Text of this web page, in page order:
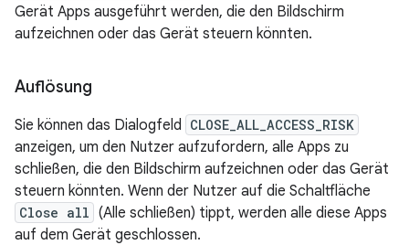
Gerät Apps ausgeführt werden, die den Bildschirm
aufzeichnen oder das Gerät steuern könnten.
Auflösung
Sie können das Dialogfeld CLOSE_ALL_ACCESS_RISK
anzeigen, um den Nutzer aufzufordern, alle Apps zu
schließen, die den Bildschirm aufzeichnen oder das Gerät
steuern könnten. Wenn der Nutzer auf die Schaltfläche
Close all (Alle schließen) tippt, werden alle diese Apps
auf dem Gerät geschlossen.